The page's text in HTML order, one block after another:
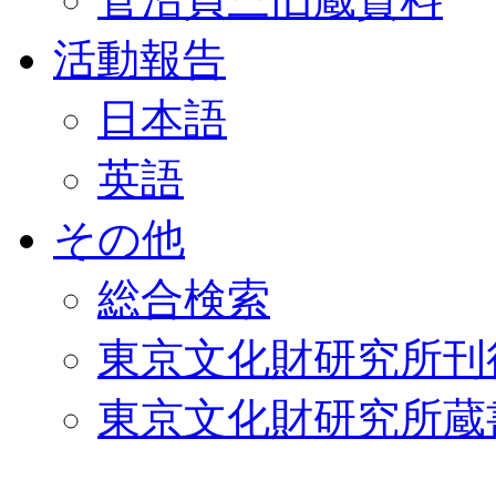
活動報告
日本語
英語
その他
総合検索
東京文化財研究所
東京文化財研究所